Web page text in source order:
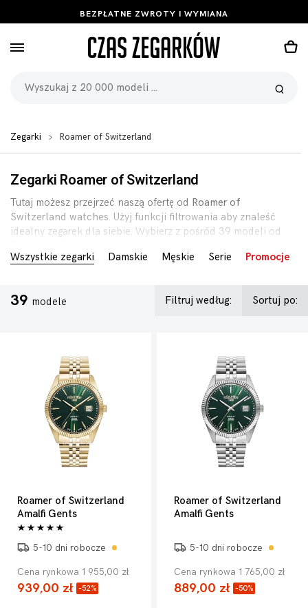
BEZPŁATNE ZWROTY I WYMIANA
Zegarki Roamer of Switzerland
Zegarki Roamer of Switzerland
Tutaj możesz przejrzeć naszą ofertę od Roamer of
Switzerland watches. Użyj funkcji filtrowania aby znaleść
idealny zegarek dla siebie. Wybierz z pośród 39 modeli od
gwarancją i 90-dniową polisą zwrotu.
Wszystkie zegarki Damskie Męskie Serie Promocje
39 modele Sortuj po:
Filtruj według:
Roamer of Switzerland
Amalfi Gents
5-10 dni robocze
Cena rynkowa 1 955,00 zł
939,00 zł -52%
Roamer of Switzerland
Amalfi Gents
5-10 dni robocze
Cena rynkowa 1 765,00 zł
889,00 zł -50%